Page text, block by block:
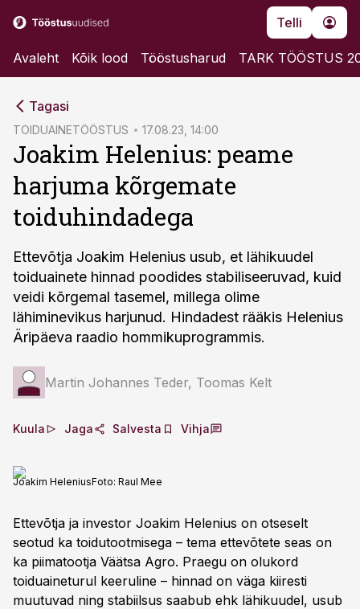
Telli
Avaleht Kõik lood Tööstusharud TARK TÖÖSTUS
Tagasi
TOIDUAINETÖÖSTUS 17.08.23, 14:00
Joakim Helenius: peame
harjuma kõrgemate
toiduhindadega
Ettevõtja Joakim Helenius usub, et lähikuudel
toiduainete hinnad poodides stabiliseeruvad, kuid
veidi kõrgemal tasemel, millega olime
lähiminevikus harjunud. Hindadest rääkis Helenius
Äripäeva raadio hommikuprogrammis.
Martin Johannes Teder, Toomas Kelt
Kuula Jaga Salvesta Vihja
Joakim HeleniusFoto: Raul Mee
Ettevõtja ja investor Joakim Helenius on otseselt
seotud ka toidutootmisega – tema ettevõtete seas on
ka piimatootja Väätsa Agro. Praegu on olukord
toiduaineturul keeruline – hinnad on väga kiiresti
muutuvad ning stabiilsus saabub ehk lähikuudel, usub